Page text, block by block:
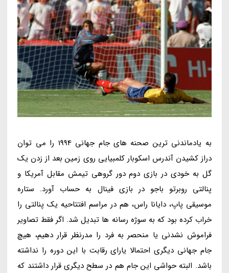
به یادماندنی ترین صحنه های جام جهانی 1994 را می توان
دراز کشیدن آندرس اسکوبار کلمبیایی روی زمین بعد از زدن یک
گل به خودی در بازی دوم دور گروهی تیمش مقابل آمریکا و
پنالتی روبرتو باجو در بازی فینال به حساب آورد. ستاره
موسیقی پاپ، دایانا راس، هم در مراسم افتتاحیه یک پنالتی را
خراب کرده بود که به سوژه رسانه ها تبدیل شد. اگر فقط تصاویر
فراموش نشدنی یا منحصر به فرد را مدرنظر قرار دهیم، هیچ
جام جهانی دیگری احتمالا یارای رقابت با این دوره را نداشته
باشد. البته حواشی این جام هم در سطح دیگری قرار داشتند که